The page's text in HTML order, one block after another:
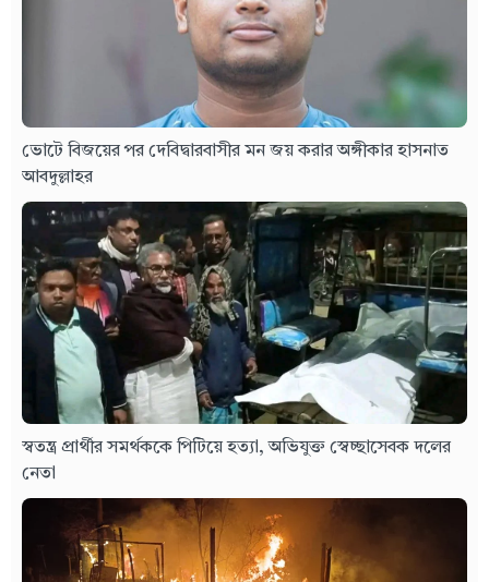
ভোটে বিজয়ের পর দেবিদ্বারবাসীর মন জয় করার অঙ্গীকার হাসনাত
আবদুল্লাহর
স্বতন্ত্র প্রার্থীর সমর্থককে পিটিয়ে হত্যা, অভিযুক্ত স্বেচ্ছাসেবক দলের
নেতা